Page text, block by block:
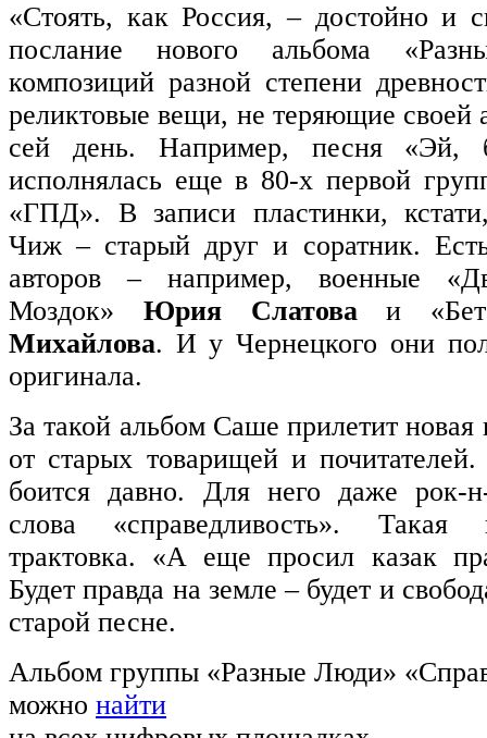
«Стоять, как Россия, – достойно и
послание нового альбома
композиций разной степени
реликтовые вещи, не теряющие своей
сей день. Например, песня «Эй,
исполнялась еще в 80-х первой
«ГПД». В записи пластинки,
Чиж – старый друг и соратник.
авторов – например, военные
Моздок» Юрия Слатоваи
Михайлова. И у Чернецкого они
оригинала.
За такой альбом Саше прилетит новая
от старых товарищей и
боится давно. Для него даже рок-
слова «справедливость». Такая
трактовка. «А еще просил казак
Будет правда на земле – будет и
старой песне.
Альбом группы «Разные Люди»
можно найти